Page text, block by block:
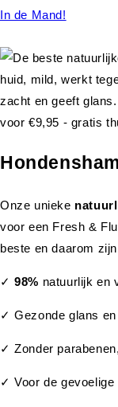
In de Mand!
Onze unieke
voor een Fresh &
beste en daarom
✓98% natuurlijk en
✓ Gezonde glans
✓ Zonder
✓ Voor de